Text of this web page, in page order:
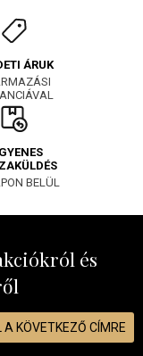
ÁRUK
BELÜL
és
A KÖVETKEZŐ CÍMRE